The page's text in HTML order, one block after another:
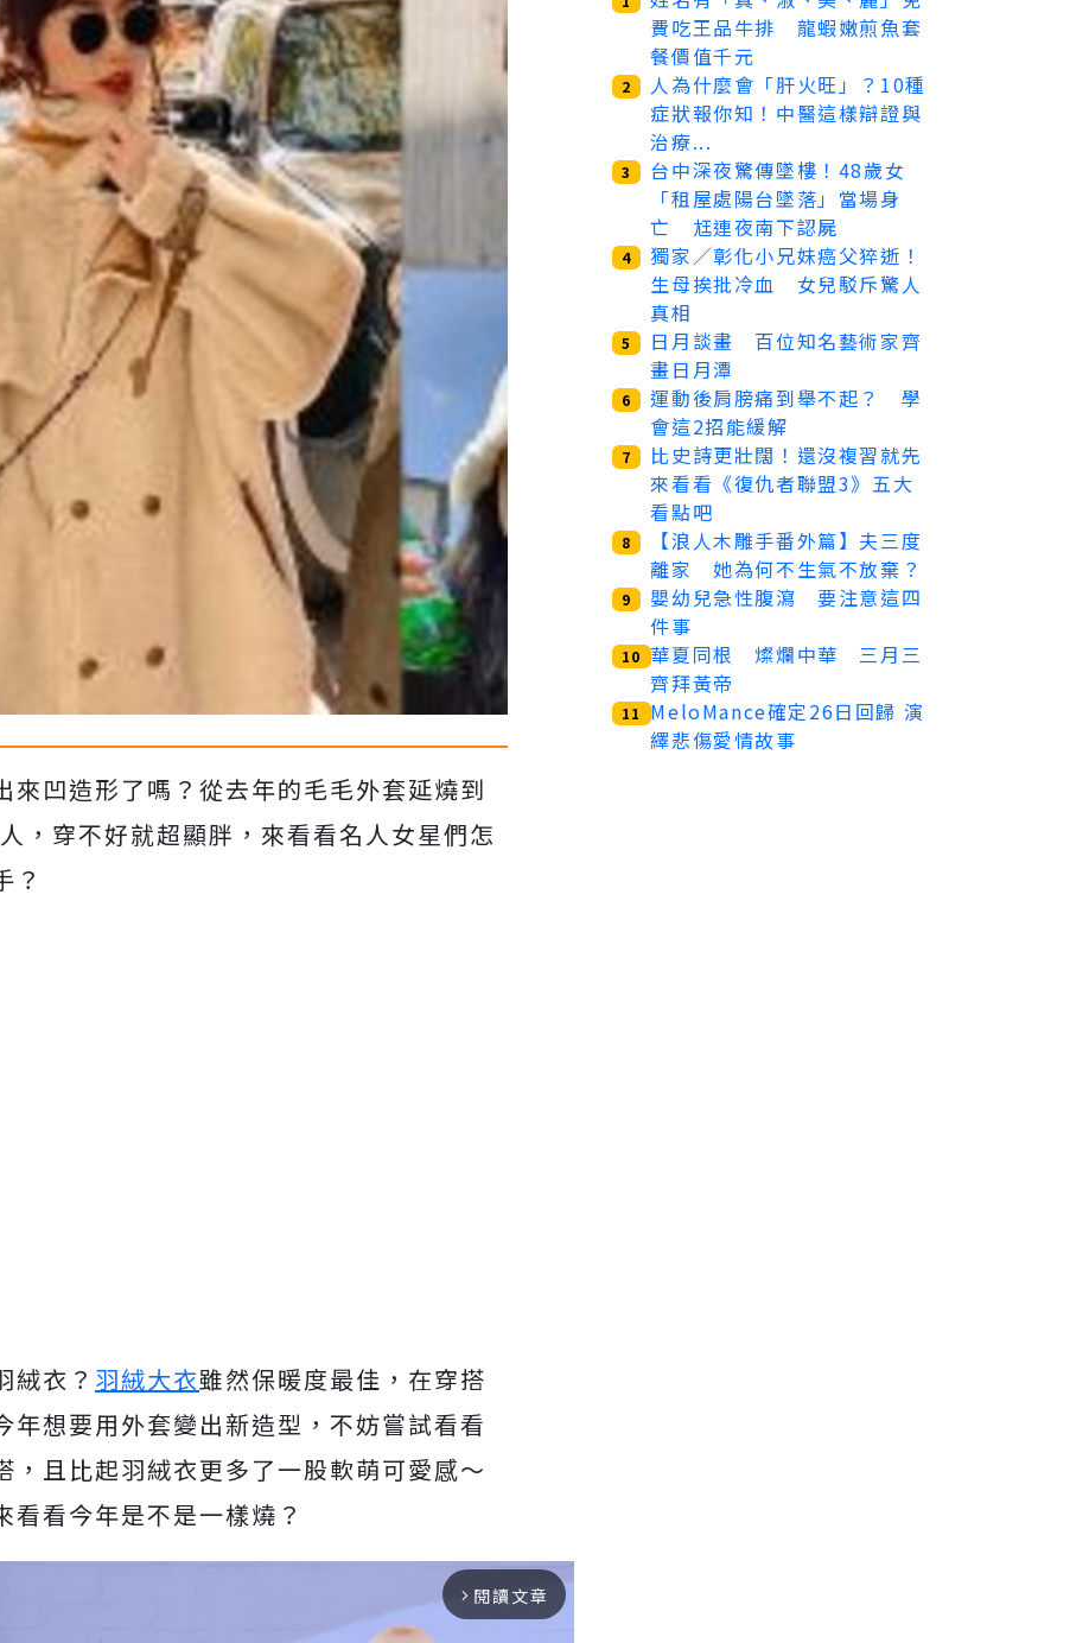
來凹造形了嗎？從去年的毛毛外套延燒到
，穿不好就超顯胖，來看看名人女星們怎
？
絨衣？ 羽絨大衣雖然保暖度最佳，在穿搭
想要用外套變出新造型，不妨嘗試看看
，且比起羽絨衣更多了一股軟萌可愛感～
看今年是不是一樣燒？
arrow_forward_ios 閱讀文章
費吃王品牛排 龍蝦嫩煎魚套
餐價值千元
2
人為什麼會「肝火旺」？10種
症狀報你知！中醫這樣辯證與
治療...
3
台中深夜驚傳墜樓！48歲女
「租屋處陽台墜落」當場身
亡 尪連夜南下認屍
4
獨家／彰化小兄妹癌父猝逝！
生母挨批冷血 女兒駁斥驚人
真相
5
日月談畫 百位知名藝術家齊
畫日月潭
6
運動後肩膀痛到舉不起？ 學
會這2招能緩解
7
比史詩更壯闊！還沒複習就先
來看看《復仇者聯盟3》五大
看點吧
8
【浪人木雕手番外篇】夫三度
離家 她為何不生氣不放棄？
9
嬰幼兒急性腹瀉 要注意這四
件事
10 華夏同根 燦爛中華 三月三
齊拜黃帝
11
MeloMance確定26日回歸 演
繹悲傷愛情故事